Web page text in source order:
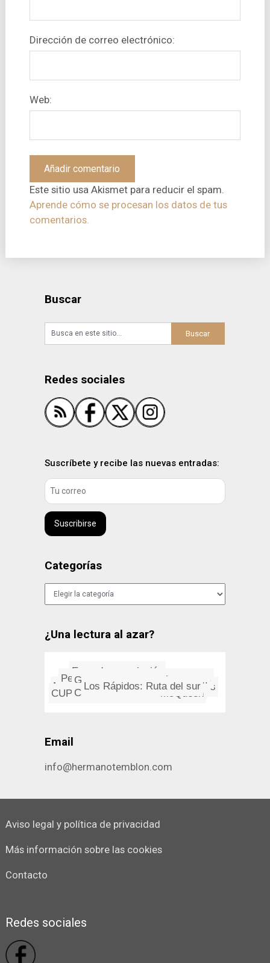
Dirección de correo electrónico:
Web:
Este sitio usa Akismet para reducir el spam.
Aprende cómo se procesan los datos de tus
comentarios.
Buscar
Redes sociales
Suscríbete y recibe las nuevas entradas:
Suscribirse
Categorías
Categorías
¿Una lectura al azar?
Las Ruedas: Viva Corrales
Wayfaring Stranger, una plegar...
Error de apreciación
Mac y Linux: cómo contar todo...
Pequeño Diccionario de Parado...
CUPS: sistema de impresión in...
Steve McQueen
Graffitis: La expresión del p...
Camel: Breathless
Los Rápidos: Ruta del sur
Email
info@hermanotemblon.com
Aviso legal y política de privacidad
Más información sobre las cookies
Contacto
Redes sociales